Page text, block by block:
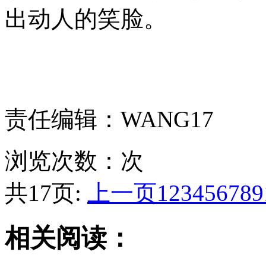
出动人的笑脸。
责任编辑：WANG17
浏览次数： 次
共17页:
上一页123456789
相关阅读：